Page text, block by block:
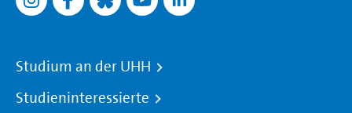
Studium an der UHH
Studieninteressierte